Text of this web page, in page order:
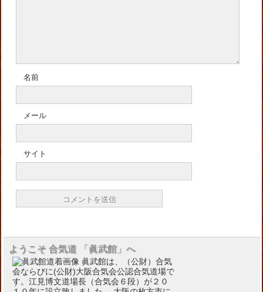
名前
メール
サイト
ようこそ 合気道 「眞武館」へ
眞武館は、（公財）合気
会ならびに(公財)大阪合気会公認合気道場で
す。江見博文道場長（合気会６段）が２０